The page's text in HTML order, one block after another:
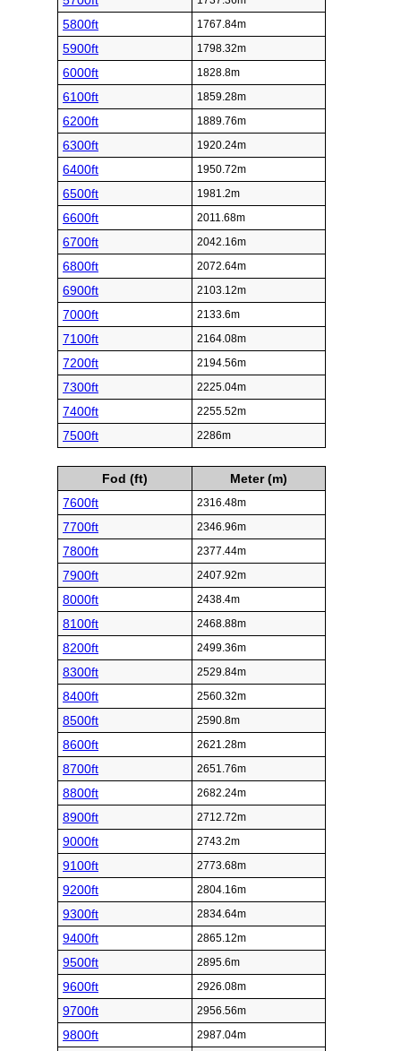
5800ft 1767.84m
5900ft 1798.32m
6000ft 1828.8m
6100ft 1859.28m
6200ft 1889.76m
6300ft 1920.24m
6400ft 1950.72m
6500ft 1981.2m
6600ft 2011.68m
6700ft 2042.16m
6800ft 2072.64m
6900ft 2103.12m
7000ft 2133.6m
7100ft 2164.08m
7200ft 2194.56m
7300ft 2225.04m
7400ft 2255.52m
7500ft 2286m
Fod (ft)
Meter (m)
7600ft
2316.48m
7700ft 2346.96m
7800ft 2377.44m
7900ft 2407.92m
8000ft 2438.4m
8100ft 2468.88m
8200ft 2499.36m
8300ft 2529.84m
8400ft 2560.32m
8500ft 2590.8m
8600ft 2621.28m
8700ft 2651.76m
8800ft 2682.24m
8900ft 2712.72m
9000ft 2743.2m
9100ft 2773.68m
9200ft 2804.16m
9300ft 2834.64m
9400ft 2865.12m
9500ft 2895.6m
9600ft 2926.08m
9700ft 2956.56m
9800ft 2987.04m